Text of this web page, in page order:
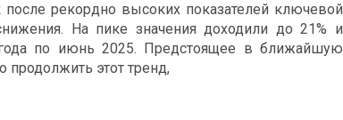
рекордно высоких показателей ключевой
На пике значения доходили до 21% и
по июнь 2025. Предстоящее в ближайшую
продолжить этот тренд,